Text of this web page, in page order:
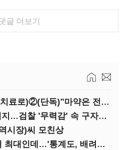
글 더보기
(마약범죄, 처벌에서 치료로)②(단독)"마약은 전염병…여성 맞춤형 재활과정 개발 중"
72년 만에 '수사권' 폐지…검찰 '무력감' 속 구자현 사의
시장)씨 모친상
(단독)'개인회생' 역대 최대인데…'통계도, 배려도' 없는 사법부